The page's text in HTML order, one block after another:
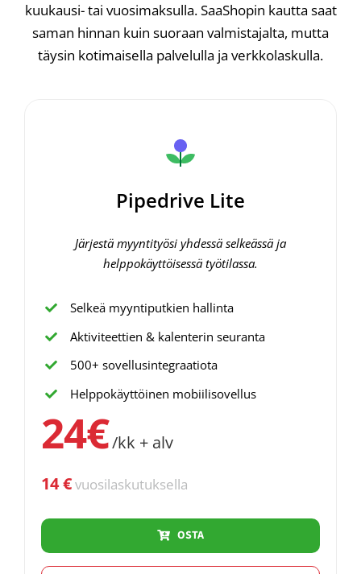
kuukausi- tai vuosimaksulla. SaaShopin kautta saat
saman hinnan kuin suoraan valmistajalta, mutta
täysin kotimaisella palvelulla ja verkkolaskulla.
Pipedrive Lite
Järjestä myyntityösi yhdessä selkeässä ja
helppokäyttöisessä työtilassa.
Selkeä myyntiputkien hallinta
Aktiviteettien & kalenterin seuranta
500+ sovellusintegraatiota
Helppokäyttöinen mobiilisovellus
24€/kk + alv
14 €vuosilaskutuksella
OSTA